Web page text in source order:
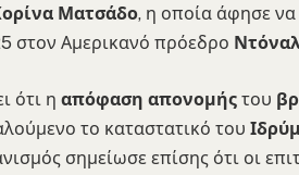
Ματσάδο, η οποία άφησε να
στον Αμερικανό πρόεδρο
ότι η απόφαση απονομής του
το καταστατικό του
σημείωσε επίσης ότι οι